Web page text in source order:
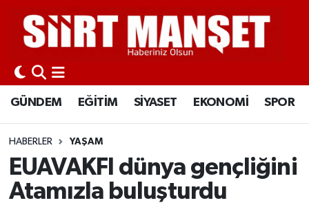
GÜNDEM EĞİTİM SİYASET EKONOMİ SPOR
HABERLER YAŞAM
EUAVAKFI dünya gençliğini
Atamızla buluşturdu
GÜNDEM
EĞİTİM
SİYASET
EKONOMİ
SPOR
Siirt Nöbetçi Eczaneler
Siirt Hava Durumu
Siirt Namaz Vakitleri
Siirt Trafik Yoğunluk Haritası
Süper Lig Puan Durumu ve Fikstür